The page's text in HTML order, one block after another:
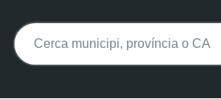
Buscar: